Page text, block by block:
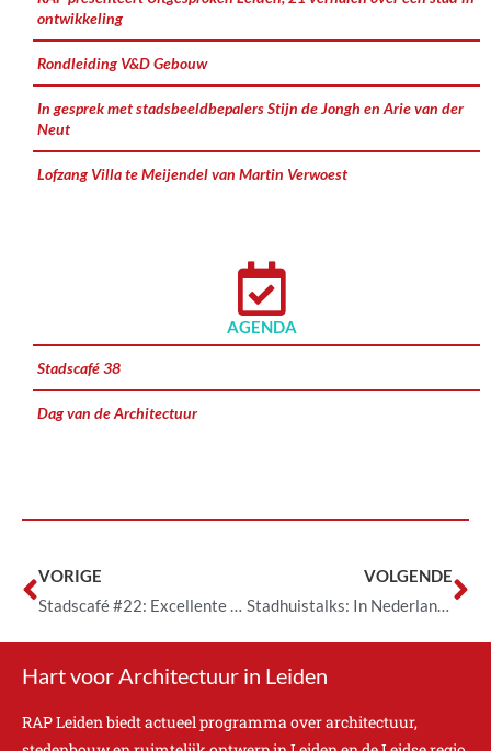
ontwikkeling
Rondleiding V&D Gebouw
In gesprek met stadsbeeldbepalers Stijn de Jongh en Arie van der
Neut
Lofzang Villa te Meijendel van Martin Verwoest
AGENDA
Stadscafé 38
Dag van de Architectuur
VORIGE
Stadscafé #22: Excellente Architectuur schiet Omhoog
VOLGENDE
Stadhuistalks: In Nederland hebben we genoeg slaapkamers, maar te weinig voordeuren
Hart voor Architectuur in Leiden
RAP Leiden biedt actueel programma over architectuur,